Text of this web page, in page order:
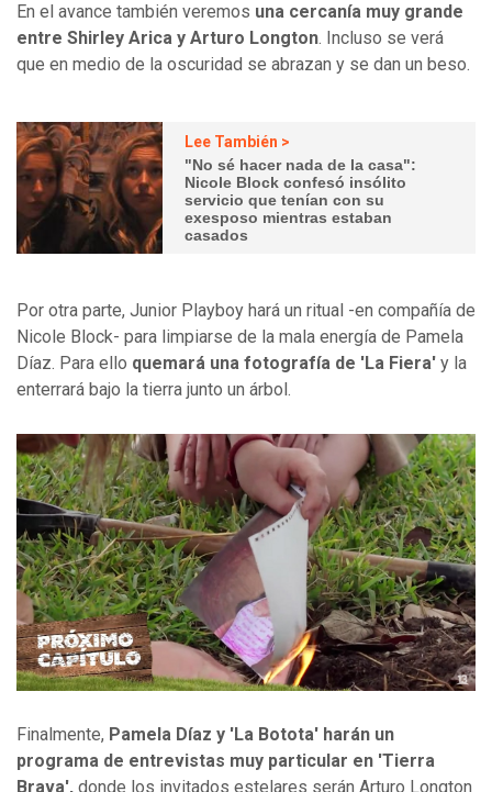
En el avance también veremos una cercanía muy grande
entre Shirley Arica y Arturo Longton. Incluso se verá
que en medio de la oscuridad se abrazan y se dan un beso.
Lee También >
"No sé hacer nada de la casa":
Nicole Block confesó insólito
servicio que tenían con su
exesposo mientras estaban
casados
Por otra parte, Junior Playboy hará un ritual -en compañía de
Nicole Block- para limpiarse de la mala energía de Pamela
Díaz. Para ello quemará una fotografía de 'La Fiera' y la
enterrará bajo la tierra junto un árbol.
Finalmente, Pamela Díaz y 'La Botota' harán un
programa de entrevistas muy particular en 'Tierra
Brava', donde los invitados estelares serán Arturo Longton